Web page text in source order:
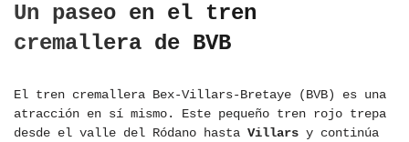
Un paseo en el tren
cremallera de BVB
El tren cremallera Bex-Villars-Bretaye (BVB) es una
atracción en sí mismo. Este pequeño tren rojo trepa
desde el valle del Ródano hasta Villars y continúa